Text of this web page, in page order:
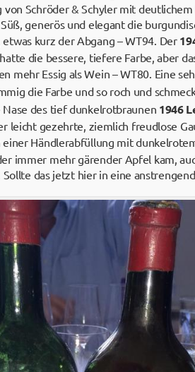
Schröder & Schyler mit
generös und elegant die
kurz der Abgang – WT94. Der
die bessere, tiefere Farbe, aber
mehr Essig als Wein – WT80. Eine
die Farbe und so roch und
des tief dunkelrotbraunen 1946
leicht gezehrte, ziemlich freudlose
Händlerabfüllung mit
immer mehr gärender Apfel kam,
das jetzt hier in eine